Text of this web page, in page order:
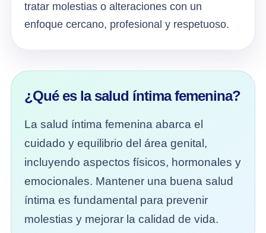
tratar molestias o alteraciones con un
enfoque cercano, profesional y respetuoso.
¿Qué es la salud íntima femenina?
La salud íntima femenina abarca el
cuidado y equilibrio del área genital,
incluyendo aspectos físicos, hormonales y
emocionales. Mantener una buena salud
íntima es fundamental para prevenir
molestias y mejorar la calidad de vida.